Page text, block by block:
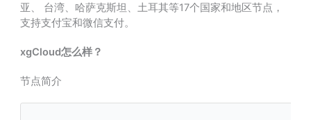
亚、 台湾、哈萨克斯坦、土耳其等17个国家和地区节点，
支持支付宝和微信支付。
xgCloud怎么样？
节点简介